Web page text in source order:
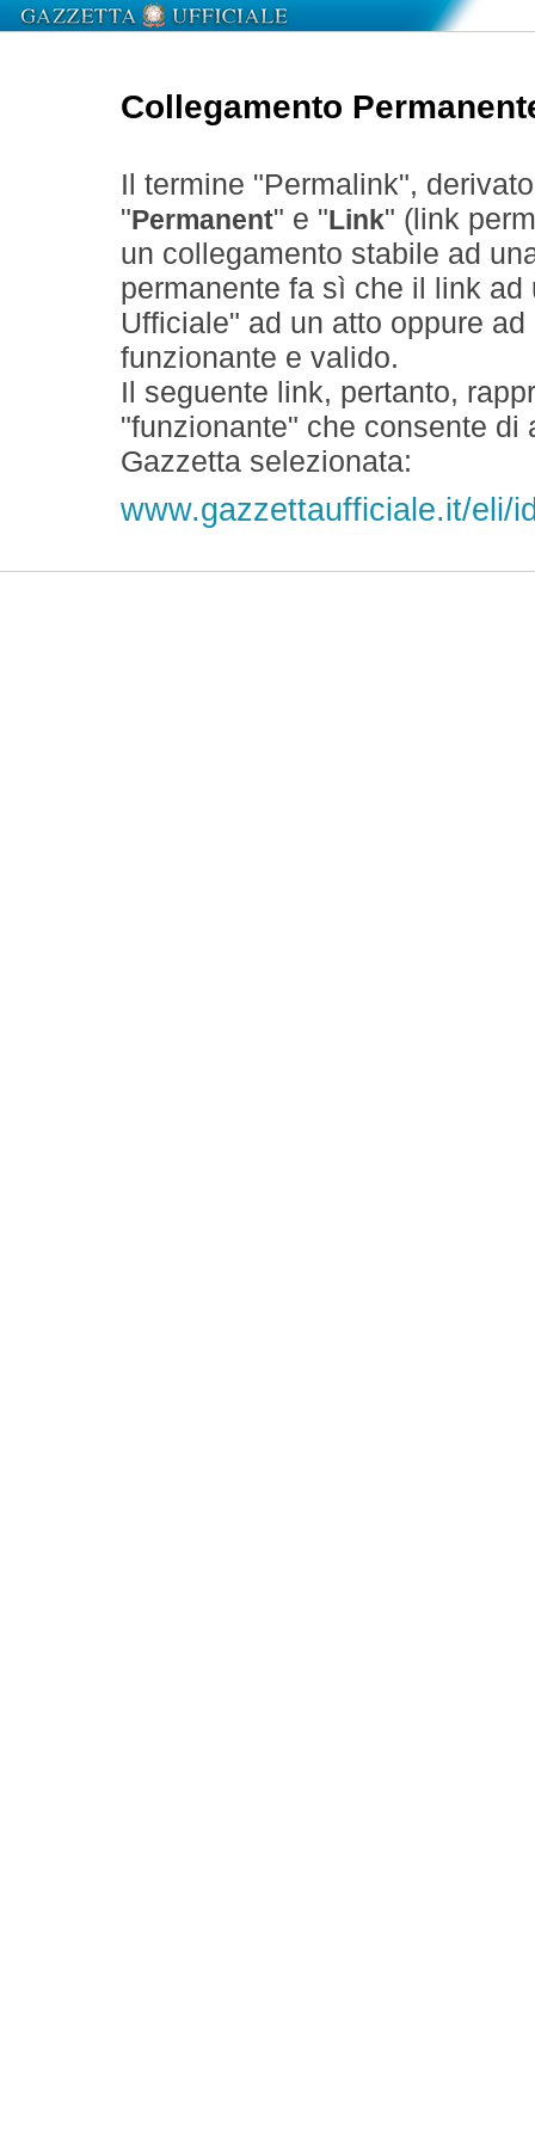
Collegamento
Il termine "Permalink",
" Permanent" e " Link" (link
un collegamento stabile ad
permanente fa sì che il link
Ufficiale" ad un atto oppure
funzionante e valido.
Il seguente link, pertanto,
"funzionante" che consente
Gazzetta selezionata:
www.gazzettaufficiale.it/eli/